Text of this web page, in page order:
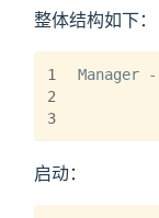
整体结构如下：
1
2
3
启动：